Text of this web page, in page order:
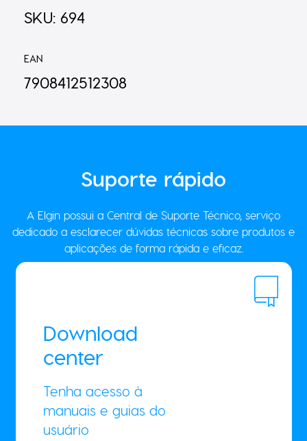
SKU: 694
EAN
7908412512308
Suporte rápido
A Elgin possui a Central de Suporte Técnico, serviço
dedicado a esclarecer dúvidas técnicas sobre produtos e
aplicações de forma rápida e eficaz.
Download
center
Tenha acesso à
manuais e guias do
usuário